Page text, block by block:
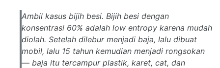
Ambil kasus bijih besi. Bijih besi dengan
konsentrasi 60% adalah low entropy karena mudah
diolah. Setelah dilebur menjadi baja, lalu dibuat
mobil, lalu 15 tahun kemudian menjadi rongsokan
— baja itu tercampur plastik, karet, cat, dan